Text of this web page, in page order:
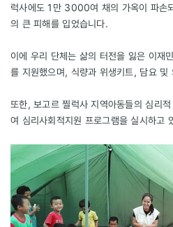
럭사에도 1만 3000여 채의 가옥이 파손
의 큰 피해를 입었습니다.
이에 우리 단체는 삶의 터전을 잃은 이재
를 지원했으며, 식량과 위생키트, 담요 및
또한, 보고르 찔럭사 지역아동들의 심리
여 심리사회적지원 프로그램을 실시하고